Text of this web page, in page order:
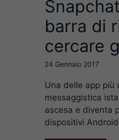
barra di
cercare
24 Gennaio 2017
Una delle app più
messaggistica
ascesa e diventa
dispositivi